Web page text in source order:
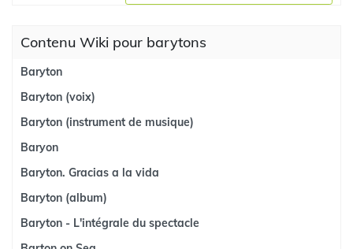
Contenu Wiki pour barytons
Baryton
Baryton (voix)
Baryton (instrument de musique)
Baryon
Baryton. Gracias a la vida
Baryton (album)
Baryton - L'intégrale du spectacle